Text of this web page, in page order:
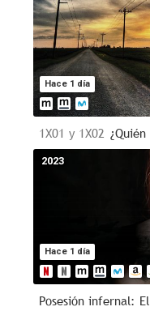
Hace 1 día
1X01 y 1X02
Hace 1 día
2023
Posesión infernal: